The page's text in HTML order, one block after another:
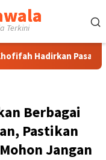
Terkini
Murah dan Bagikan
Berbagai
Pastikan
Jangan